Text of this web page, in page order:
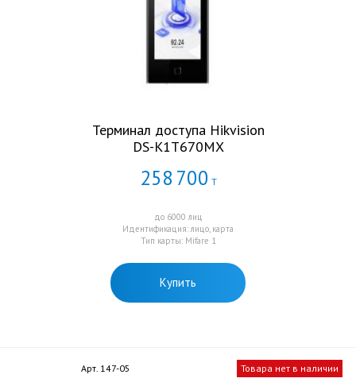
Терминал доступа Hikvision
DS-K1T670MX
258 700 Т
до 6000 лиц
Идентификация: лицо, карта
Тип карты: Mifare 1
Купить
Арт. 147-05 Товара нет в наличии